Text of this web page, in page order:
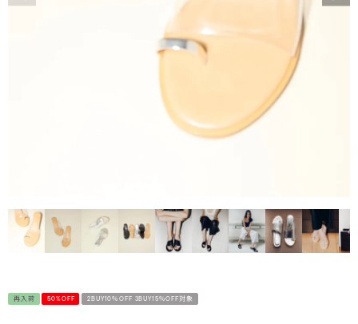
再入荷 50%OFF 2BUY10％OFF 3BUY15％OFF対象